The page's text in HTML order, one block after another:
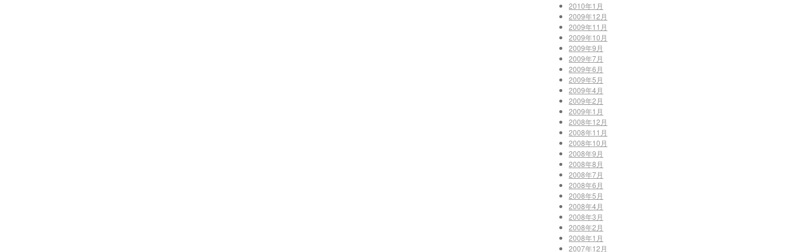
2010年1月
2009年12月
2009年11月
2009年10月
2009年9月
2009年7月
2009年6月
2009年5月
2009年4月
2009年2月
2009年1月
2008年12月
2008年11月
2008年10月
2008年9月
2008年8月
2008年7月
2008年6月
2008年5月
2008年4月
2008年3月
2008年2月
2008年1月
2007年12月